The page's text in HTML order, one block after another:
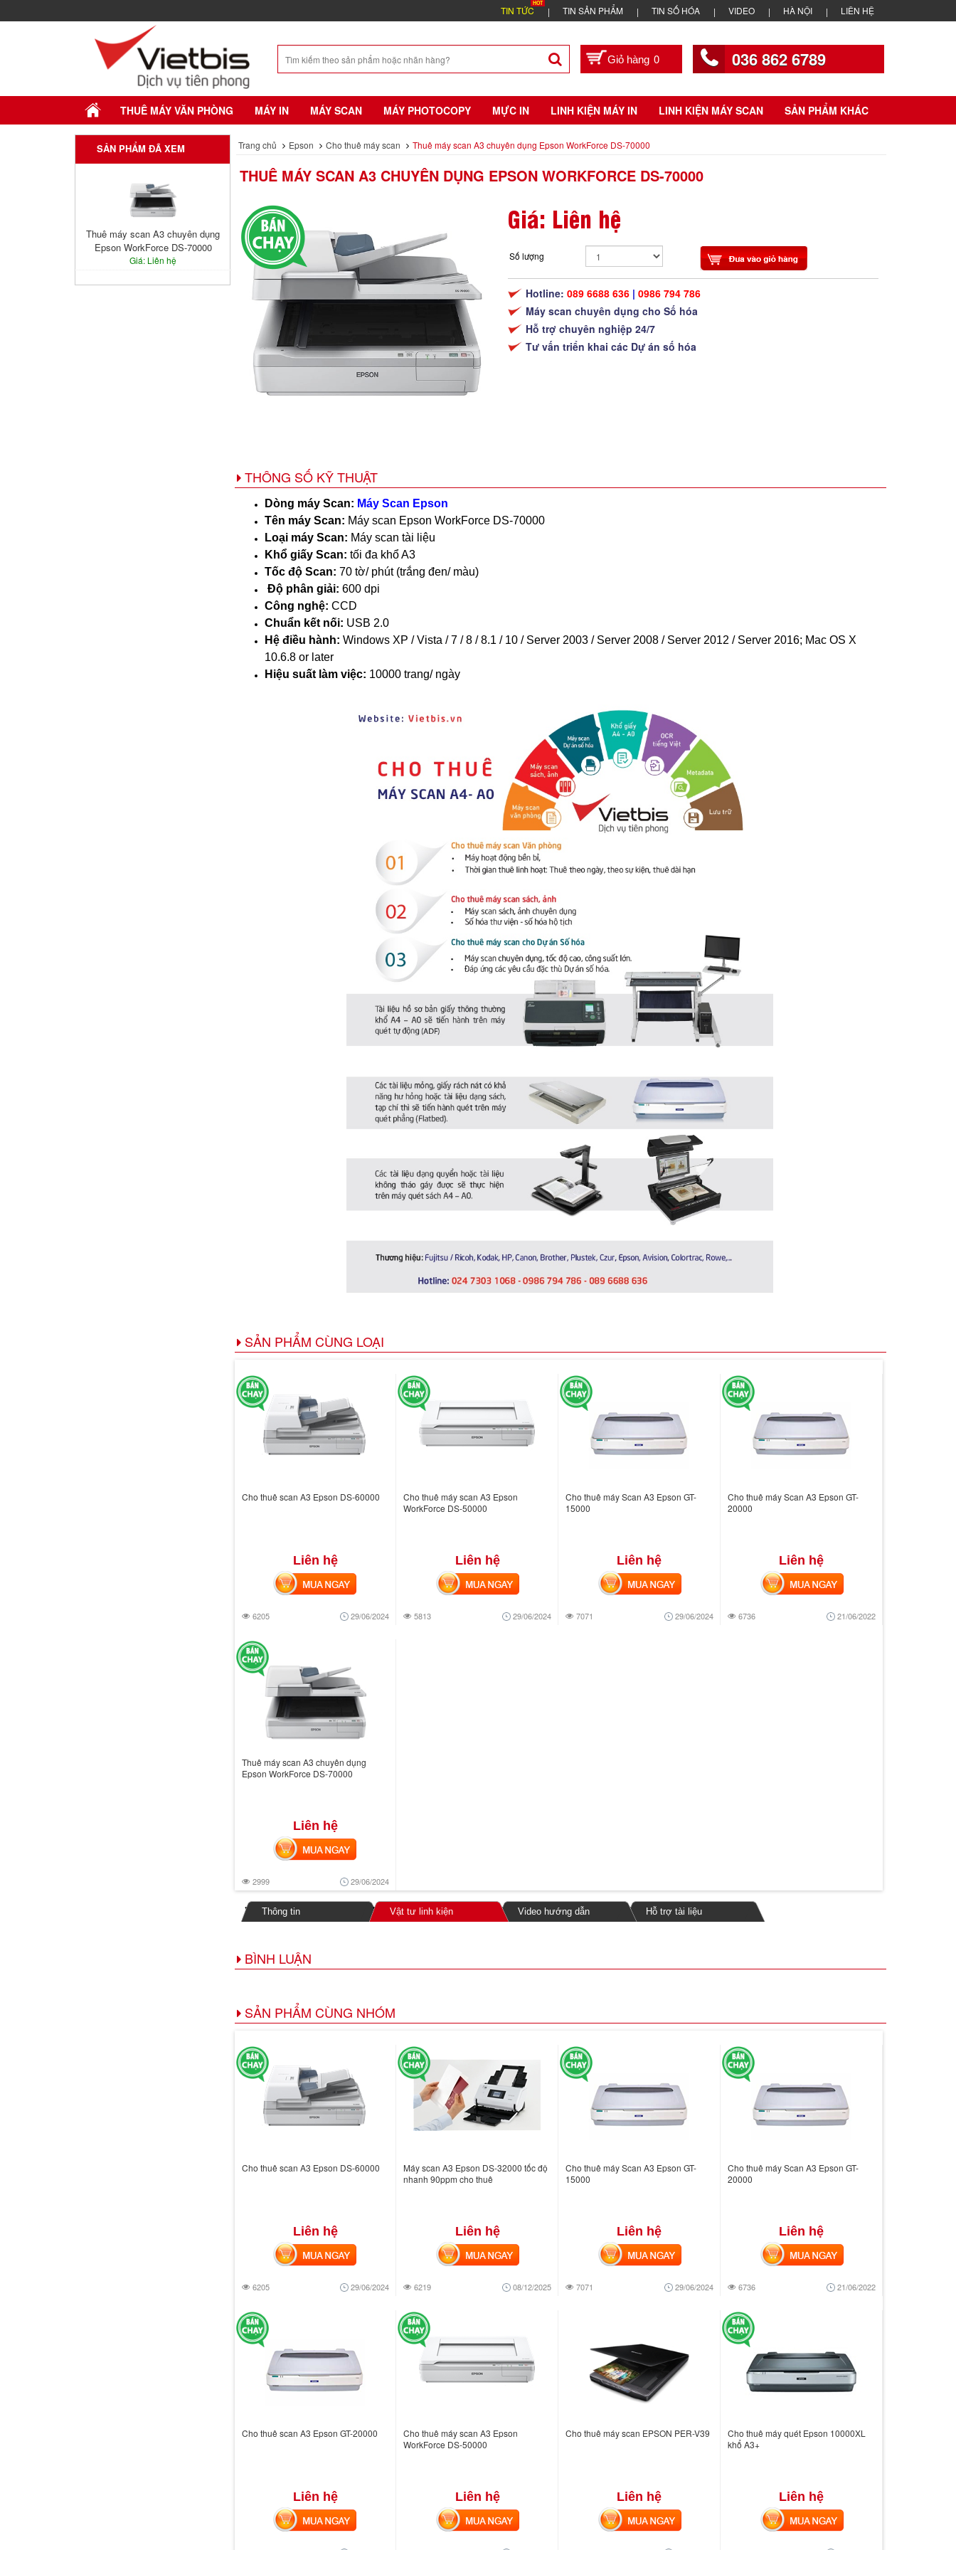
TIN TỨC TIN SẢN PHẨM TIN SỐ HÓA VIDEO HÀ NỘI LIÊN HỆ
0 036 862 6789
THUÊ MÁY VĂN PHÒNG MÁY IN MÁY SCAN MÁY PHOTOCOPY MỰC IN LINH KIỆN MÁY IN LINH KIỆN MÁY SCAN SẢN PHẨM KHÁC
SẢN PHẨM ĐÃ XEM
Thuê máy scan A3 chuyên dụng
Epson WorkForce DS-70000
Giá: Liên hệ
Trang chủ Epson Cho thuê máy scan Thuê máy scan A3 chuyên dụng Epson WorkForce DS-70000
THUÊ MÁY SCAN A3 CHUYÊN DỤNG EPSON WORKFORCE DS-70000
Giá: Liên hệ
Số lượng
Hotline:089 6688 636 | 0986 794 786
Máy scan chuyên dụng cho Số hóa
Hỗ trợ chuyên nghiệp 24/7
Tư vấn triển khai các Dự án số hóa
THÔNG SỐ KỸ THUẬT
Dòng máy Scan: Máy Scan Epson
Tên máy Scan: Máy scan Epson WorkForce DS-70000
Loại máy Scan: Máy scan tài liệu
Khổ giấy Scan: tối đa khổ A3
Tốc độ Scan: 70 tờ/ phút (trắng đen/ màu)
Độ phân giải: 600 dpi
Công nghệ: CCD
Chuẩn kết nối: USB 2.0
Hệ điều hành: Windows XP / Vista / 7 / 8 / 8.1 / 10 / Server 2003 / Server 2008 / Server 2012 / Server 2016; Mac OS X
10.6.8 or later
Hiệu suất làm việc: 10000 trang/ ngày
SẢN PHẨM CÙNG LOẠI
Cho thuê scan A3 Epson DS-60000
Liên hệ
6205 29/06/2024
MUA NGAY
Cho thuê máy scan A3 Epson
WorkForce DS-50000
Liên hệ
5813 29/06/2024
MUA NGAY
Cho thuê máy Scan A3 Epson GT-
15000
Liên hệ
7071 29/06/2024
MUA NGAY
Cho thuê máy Scan A3 Epson GT-
20000
Liên hệ
6736 21/06/2022
MUA NGAY
Thuê máy scan A3 chuyên dụng
Epson WorkForce DS-70000
Liên hệ
2999 29/06/2024
MUA NGAY
Thông tin Vật tư linh kiện Video hướng dẫn Hỗ trợ tài liệu
BÌNH LUẬN
SẢN PHẨM CÙNG NHÓM
Cho thuê scan A3 Epson DS-60000
Liên hệ
6205 29/06/2024
MUA NGAY
Máy scan A3 Epson DS-32000 tốc độ
nhanh 90ppm cho thuê
Liên hệ
6219 08/12/2025
MUA NGAY
Cho thuê máy Scan A3 Epson GT-
15000
Liên hệ
7071 29/06/2024
MUA NGAY
Cho thuê máy Scan A3 Epson GT-
20000
Liên hệ
6736 21/06/2022
MUA NGAY
Cho thuê scan A3 Epson GT-20000
Liên hệ
MUA NGAY
Cho thuê máy scan A3 Epson
WorkForce DS-50000
Liên hệ
MUA NGAY
Cho thuê máy scan EPSON PER-V39
Liên hệ
MUA NGAY
Cho thuê máy quét Epson 10000XL
khổ A3+
Liên hệ
MUA NGAY